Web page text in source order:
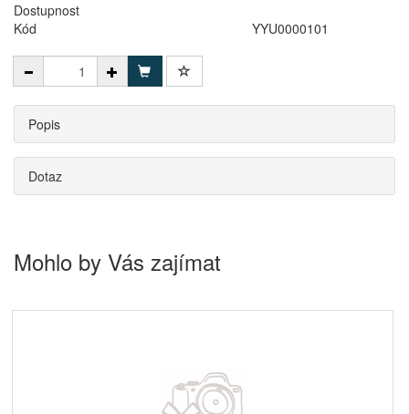
Dostupnost
Kód
YYU0000101
Popis
Dotaz
Mohlo by Vás zajímat